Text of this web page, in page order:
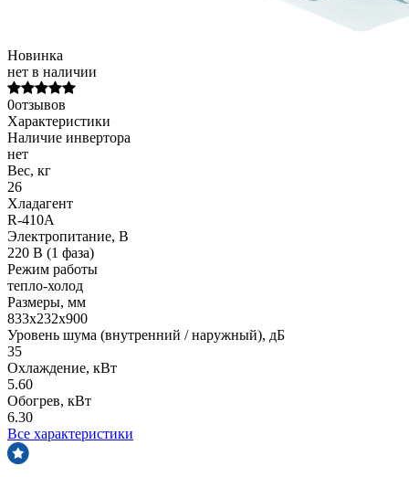
Новинка
нет в наличии
0отзывов
Характеристики
Наличие инвертора
нет
Вес, кг
26
Хладагент
R-410A
Электропитание, В
220 В (1 фаза)
Режим работы
тепло-холод
Размеры, мм
833х232х900
Уровень шума (внутренний / наружный), дБ
35
Охлаждение, кВт
5.60
Обогрев, кВт
6.30
Все характеристики